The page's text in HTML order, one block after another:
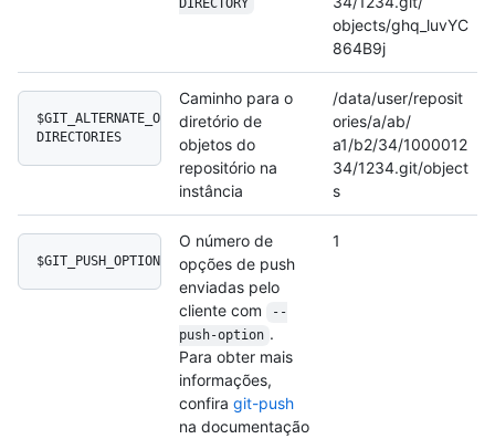
DIRECTORY
objects/ghq_luvYC
864B9j
$GIT_ALTERNATE_OBJECT_
DIRECTORIES
Caminho para o
diretório de
objetos do
repositório na
instância
/data/user/reposit
ories/a/ab/
a1/b2/34/1000012
34/1234.git/object
s
$GIT_PUSH_OPTION_COUNT
O número de
opções de push
enviadas pelo
cliente com
--
push-option .
Para obter mais
informações,
confira git-push
na documentação
1